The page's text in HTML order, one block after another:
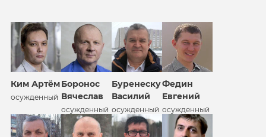
Ким Артём
осужденный
Боронос
Вячеслав
осужденный
Буренеску
Василий
осужденный
Федин
Евгений
осужденный